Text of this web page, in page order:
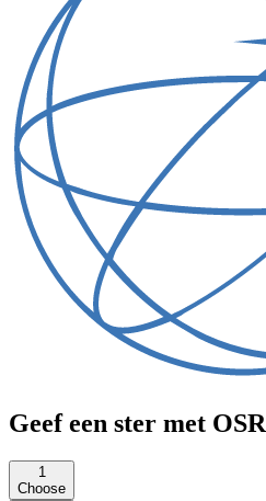
Geef een ster met OSR
1
Choose